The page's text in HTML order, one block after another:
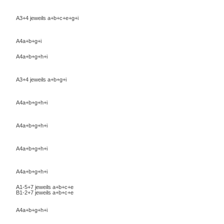
A3+4 jeweils a+b+c+e+g+i
A4a+b+g+i
A4a+b+g+h+i
A3+4 jeweils a+b+g+i
A4a+b+g+h+i
A4a+b+g+h+i
A4a+b+g+h+i
A4a+b+g+h+i
A1-5+7 jeweils a+b+c+e
B1-2+7 jeweils a+b+c+e
A4a+b+g+h+i